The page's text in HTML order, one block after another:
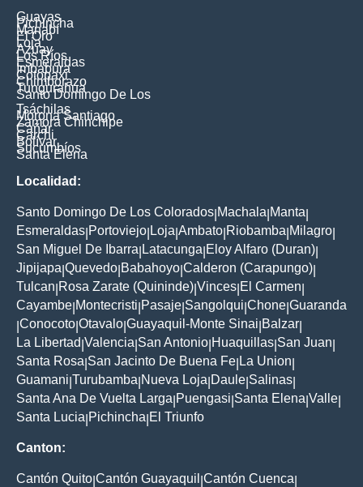
Guayas
Pichincha
Manabí
El Oro
Loja
Azuay
Los Ríos
Esmeraldas
Imbabura
Cotopaxi
Chimborazo
Tungurahua
Santo Domingo De Los
Tsáchilas
Morona Santiago
Zamora Chinchipe
Cañar
Carchi
Bolívar
Sucumbíos
Santa Elena
Localidad:
Santo Domingo De Los Colorados Machala Manta
Esmeraldas Portoviejo Loja Ambato Riobamba Milagro
San Miguel De Ibarra Latacunga Eloy Alfaro (Duran)
Jipijapa Quevedo Babahoyo Calderon (Carapungo)
Tulcan Rosa Zarate (Quininde) Vinces El Carmen
Cayambe Montecristi Pasaje Sangolqui Chone Guaranda
Conocoto Otavalo Guayaquil-Monte Sinai Balzar
La Libertad Valencia San Antonio Huaquillas San Juan
Santa Rosa San Jacinto De Buena Fe La Union
Guamani Turubamba Nueva Loja Daule Salinas
Santa Ana De Vuelta Larga Puengasi Santa Elena Valle
Santa Lucia Pichincha El Triunfo
Canton:
Cantón Quito Cantón Guayaquil Cantón Cuenca